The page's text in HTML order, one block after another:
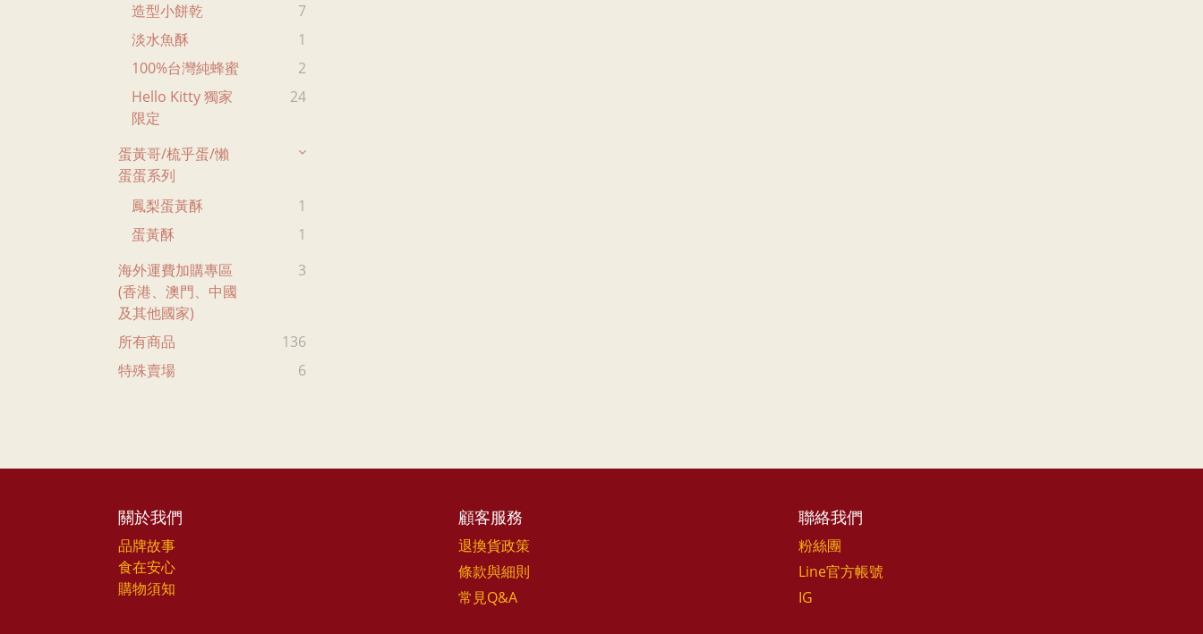
造型小餅乾
7
淡水魚酥
1
100%台灣純蜂蜜
2
Hello Kitty 獨家
限定
24
蛋黃哥/梳乎蛋/懶
蛋蛋系列
鳳梨蛋黃酥
1
蛋黃酥
1
海外運費加購專區
(香港、澳門、中國
及其他國家)
3
所有商品
136
特殊賣場
6
關於我們
品牌故事
食在安心
購物須知
顧客服務
退換貨政策
條款與細則
常見Q&A
聯絡我們
粉絲團
Line官方帳號
IG